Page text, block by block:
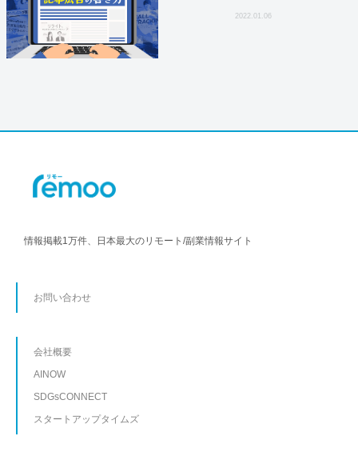
2022.01.06
情報掲載1万件、日本最大のリモート/副業情報サイト
お問い合わせ
会社概要
AINOW
SDGsCONNECT
スタートアップタイムズ